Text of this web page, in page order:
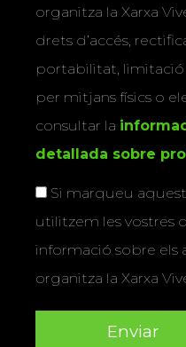
organitza la Xarxa
drets d’accés,
portabilitat,
per mitjans físics o
consultar la
detallada sobre
Si marqueu
utilitzem les vostres
informació sobre els
organitza la Xarxa